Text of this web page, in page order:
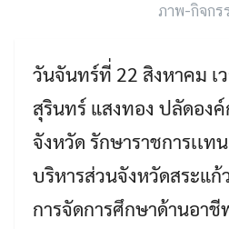
ภาพ-กิจกร
วันจันทร์ที่ 22 สิงหาคม เ
สุรินทร์ แสงทอง ปลัดอง
จังหวัด รักษาราชการเเท
บริหารส่วนจังหวัดสระแก้
การจัดการศึกษาด้านอา